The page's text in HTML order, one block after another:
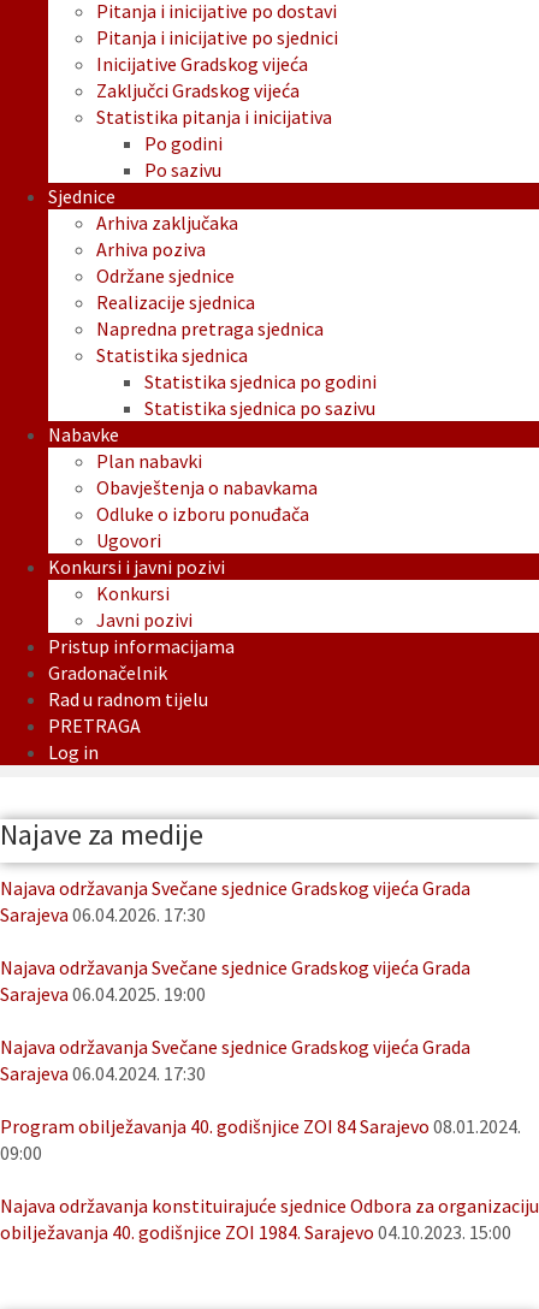
Pitanja i inicijative po dostavi
Pitanja i inicijative po sjednici
Inicijative Gradskog vijeća
Zaključci Gradskog vijeća
Statistika pitanja i inicijativa
Po godini
Po sazivu
Sjednice
Arhiva zaključaka
Arhiva poziva
Održane sjednice
Realizacije sjednica
Napredna pretraga sjednica
Statistika sjednica
Statistika sjednica po godini
Statistika sjednica po sazivu
Nabavke
Plan nabavki
Obavještenja o nabavkama
Odluke o izboru ponuđača
Ugovori
Konkursi i javni pozivi
Konkursi
Javni pozivi
Pristup informacijama
Gradonačelnik
Rad u radnom tijelu
PRETRAGA
Log in
Najave za medije
Najava održavanja Svečane sjednice Gradskog vijeća Grada
Sarajeva 06.04.2026. 17:30
Najava održavanja Svečane sjednice Gradskog vijeća Grada
Sarajeva 06.04.2025. 19:00
Najava održavanja Svečane sjednice Gradskog vijeća Grada
Sarajeva 06.04.2024. 17:30
Program obilježavanja 40. godišnjice ZOI 84 Sarajevo 08.01.2024.
09:00
Najava održavanja konstituirajuće sjednice Odbora za organizaciju
obilježavanja 40. godišnjice ZOI 1984. Sarajevo 04.10.2023. 15:00